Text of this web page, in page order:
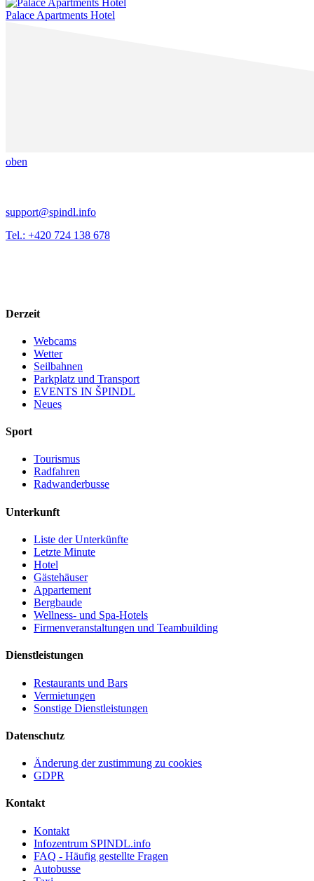
Palace Apartments Hotel
oben
support@spindl.info
Tel.: +420 724 138 678
Derzeit
Webcams
Wetter
Seilbahnen
Parkplatz und Transport
EVENTS IN ŠPINDL
Neues
Sport
Tourismus
Radfahren
Radwanderbusse
Unterkunft
Liste der Unterkünfte
Letzte Minute
Hotel
Gästehäuser
Appartement
Bergbaude
Wellness- und Spa-Hotels
Firmenveranstaltungen und Teambuilding
Dienstleistungen
Restaurants und Bars
Vermietungen
Sonstige Dienstleistungen
Datenschutz
Änderung der zustimmung zu cookies
GDPR
Kontakt
Kontakt
Infozentrum SPINDL.info
FAQ - Häufig gestellte Fragen
Autobusse